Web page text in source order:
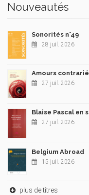
Nouveautés
Sonorités n°49
28 juil. 2026
Amours
27 juil. 2026
Blaise Pascal en
27 juil. 2026
Belgium Abroad
15 juil. 2026
plus de titres